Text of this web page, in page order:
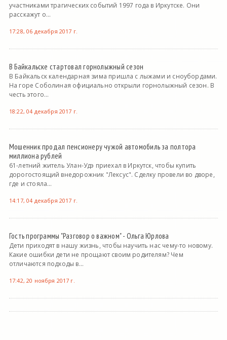
участниками трагических событий 1997 года в Иркутске. Они
расскажут о...
17:28, 06 декабря 2017 г.
В Байкальске стартовал горнолыжный сезон
В Байкальск календарная зима пришла с лыжами и сноубордами.
На горе Соболиная официально открыли горнолыжный сезон. В
честь этого...
18:22, 04 декабря 2017 г.
Мошенник продал пенсионеру чужой автомобиль за полтора
миллиона рублей
61-летний житель Улан-Удэ приехал в Иркутск, чтобы купить
дорогостоящий внедорожник "Лексус". Сделку провели во дворе,
где и стояла...
14:17, 04 декабря 2017 г.
Гость программы "Разговор о важном" - Ольга Юрлова
Дети приходят в нашу жизнь, чтобы научить нас чему-то новому.
Какие ошибки дети не прощают своим родителям? Чем
отличаются подходы в...
17:42, 20 ноября 2017 г.